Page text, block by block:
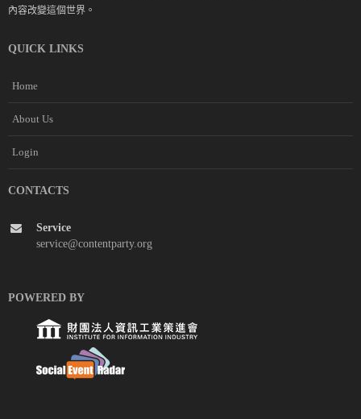
內容改變這個世界。
QUICK LINKS
Home
About Us
Login
CONTACTS
Service
service@contentparty.org
POWERED BY